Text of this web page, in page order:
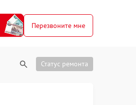
Перезвоните мне
Статус ремонта